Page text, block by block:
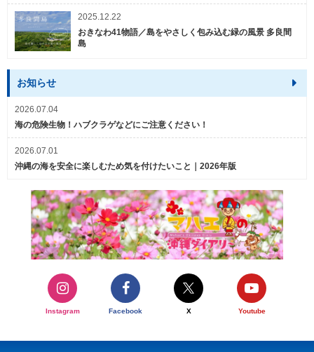
2025.12.22
おきなわ41物語／島をやさしく包み込む緑の風景 多良間
島
お知らせ
2026.07.04
海の危険生物！ハブクラゲなどにご注意ください！
2026.07.01
沖縄の海を安全に楽しむため気を付けたいこと｜2026年版
Instagram Facebook X Youtube